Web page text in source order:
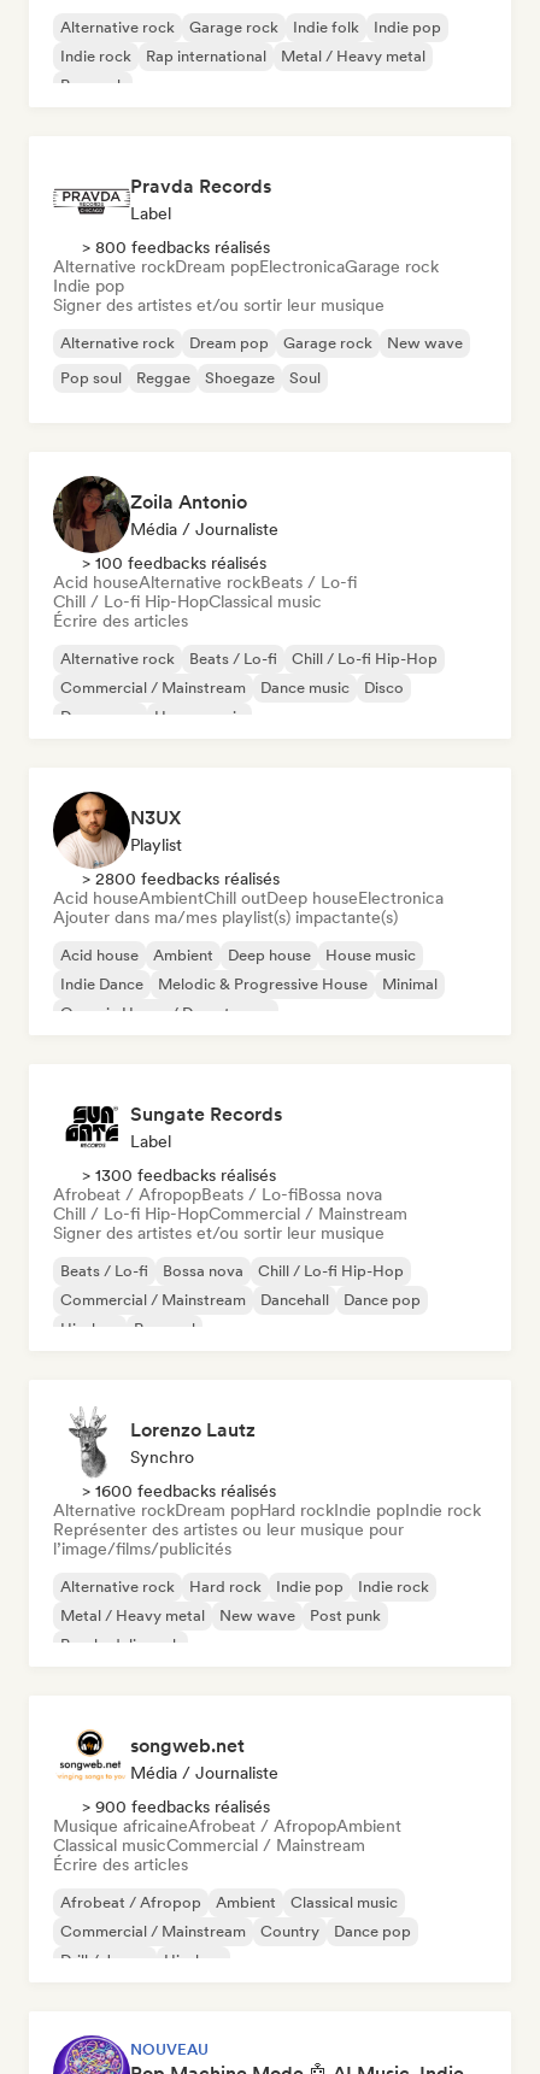
Alternative rock Garage rock Indie folk
Indie pop
Indie rock
Rap international
Metal / Heavy metal
Pop rock
Pravda Records
Label
> 800 feedbacks réalisés
Alternative rockDream popElectronicaGarage rock
Indie pop
Signer des artistes et/ou sortir leur musique
Alternative rock Dream pop Garage rock
New wave
Pop soul
Reggae Shoegaze Soul
Zoila Antonio
Média / Journaliste
> 100 feedbacks réalisés
Acid houseAlternative rockBeats / Lo-fi
Chill / Lo-fi Hip-HopClassical music
Écrire des articles
Alternative rock Beats / Lo-fi
Chill / Lo-fi Hip-Hop
Commercial / Mainstream
Dance music
Disco
Dream pop
House music
N3UX
Playlist
> 2800 feedbacks réalisés
Acid houseAmbientChill outDeep houseElectronica
Ajouter dans ma/mes playlist(s) impactante(s)
Acid house Ambient Deep house
House music
Indie Dance
Melodic & Progressive House
Minimal
Organic House / Downtempo
Sungate Records
Label
> 1300 feedbacks réalisés
Afrobeat / AfropopBeats / Lo-fiBossa nova
Chill / Lo-fi Hip-HopCommercial / Mainstream
Signer des artistes et/ou sortir leur musique
Beats / Lo-fi Bossa nova
Chill / Lo-fi Hip-Hop
Commercial / Mainstream
Dancehall
Dance pop
Hip-hop
Pop soul
Lorenzo Lautz
Synchro
> 1600 feedbacks réalisés
Alternative rockDream popHard rockIndie popIndie rock
Représenter des artistes ou leur musique pour
l’image/films/publicités
Alternative rock Hard rock Indie pop
Indie rock
Metal / Heavy metal
New wave
Post punk
Psychedelic rock
songweb.net
Média / Journaliste
> 900 feedbacks réalisés
Musique africaineAfrobeat / AfropopAmbient
Classical musicCommercial / Mainstream
Écrire des articles
Afrobeat / Afropop Ambient
Classical music
Commercial / Mainstream
Country
Dance pop
Drill / Jersey
Hip-hop
NOUVEAU